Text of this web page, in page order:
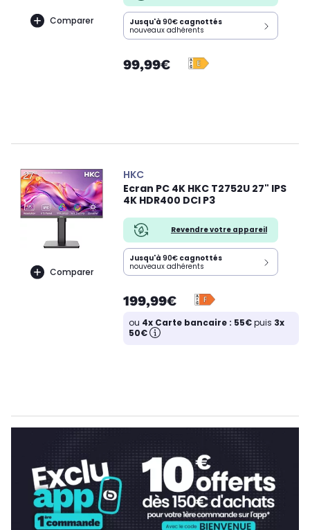
Comparer Jusqu'à 90€ cagnottés
nouveaux adhérents
99,99€
Comparer
HKC
Ecran PC 4K HKC T2752U 27" IPS
4K HDR400 DCI P3
Revendre votre appareil
Jusqu'à 90€ cagnottés
nouveaux adhérents
199,99€
ou 4x Carte bancaire : 55€puis 3x
50€